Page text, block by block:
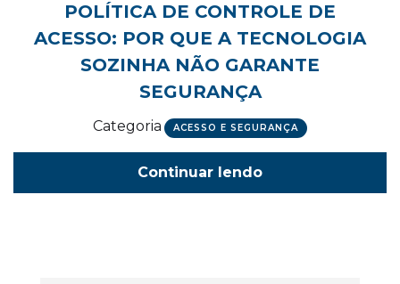
POLÍTICA DE CONTROLE DE
ACESSO: POR QUE A TECNOLOGIA
SOZINHA NÃO GARANTE
SEGURANÇA
Categoria ACESSO E SEGURANÇA
Continuar lendo